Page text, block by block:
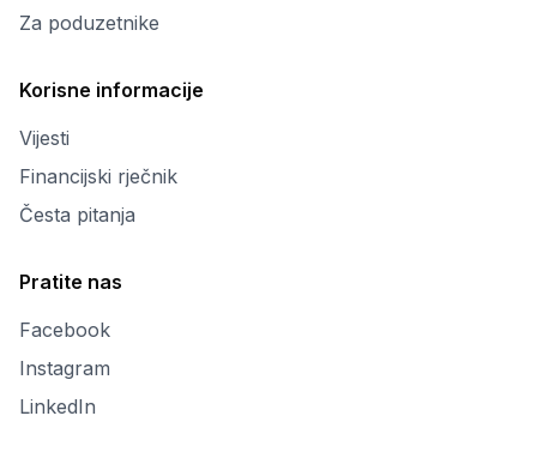
Za poduzetnike
Korisne informacije
Vijesti
Financijski rječnik
Česta pitanja
Pratite nas
Facebook
Instagram
LinkedIn